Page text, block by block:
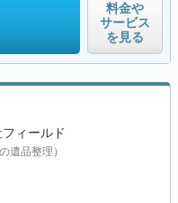
料金や
サービス
を見る
ィールド
遺品整理）